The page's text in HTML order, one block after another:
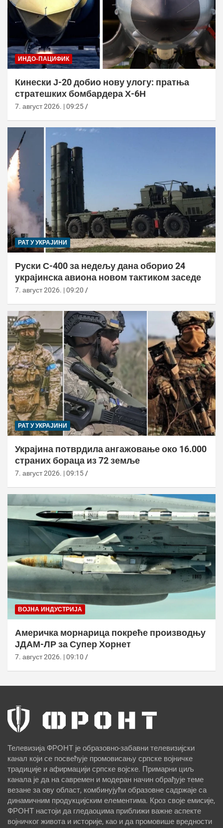
ИНДО-ПАЦИФИК
Кинески Ј-20 добио нову улогу: пратња
стратешких бомбардера Х-6Н
7. август 2026. | 09:25
РАТ У УКРАЈИНИ
Руски С-400 за недељу дана оборио 24
украјинска авиона новом тактиком заседе
7. август 2026. | 09:20
РАТ У УКРАЈИНИ
Украјина потврдила ангажовање око 16.000
страних бораца из 72 земље
7. август 2026. | 09:15
ВОЈНА ИНДУСТРИЈА
Америчка морнарица покреће производњу
ЈДАМ-ЛР за Супер Хорнет
7. август 2026. | 09:10
Телевизија ФРОНТ је образовно-забавни телевизијски
канал који се посвећује промовисању српске војничке
традиције и афирмацији српске војске. Примарни циљ
канала је да на савремен и модеран начин обрађује теме
везане за ову област, комбинујући образовне садржаје са
динамичним продукцијским елементима. Кроз своје емисије,
ФРОНТ настоји да гледаоцима приближи важне аспекте
војничког живота и историје, као и да промовише вредности